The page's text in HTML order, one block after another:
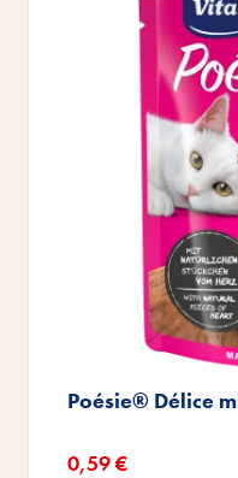
Poésie® Délice
Sonderangebot
0,59 €